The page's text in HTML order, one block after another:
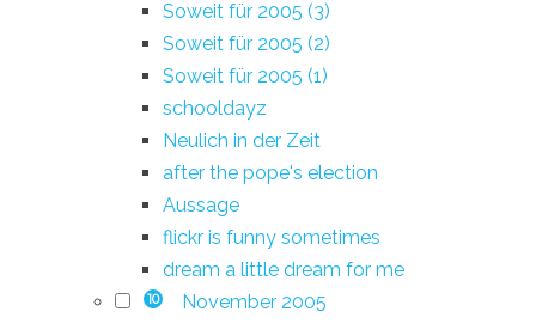
Soweit für 2005 (3)
Soweit für 2005 (2)
Soweit für 2005 (1)
schooldayz
Neulich in der Zeit
after the pope's election
Aussage
flickr is funny sometimes
dream a little dream for me
10 November 2005